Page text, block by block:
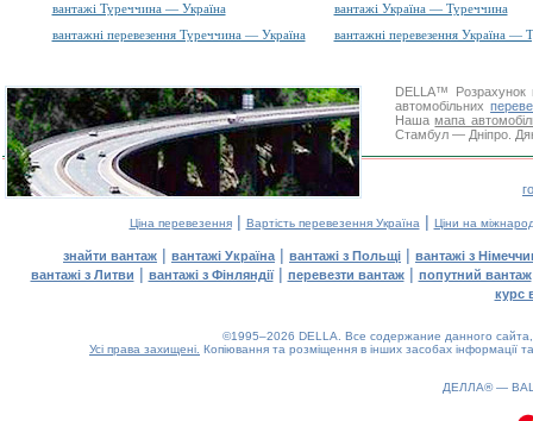
вантажі Туреччина — Україна
вантажі Україна — Туреччина
вантажні перевезення Туреччина — Україна
вантажні перевезення Україна —
DELLA™
Розрахунок
автомобільних
Нашамапа
Стамбул — Дніпро.
Ціна перевезення| Вартість перевезення Україна | Ціни на
знайти вантаж | вантажі Україна | вантажі з Польщі | вантажі з
вантажі з Литви | вантажі з Фінляндії| перевезти вантаж| попутний вантаж
курс
©1995–2026 DELLA. Все содержание данного
Усі права захищені. Копіювання та розміщення в інших засобах інформації
ДЕЛЛА® —